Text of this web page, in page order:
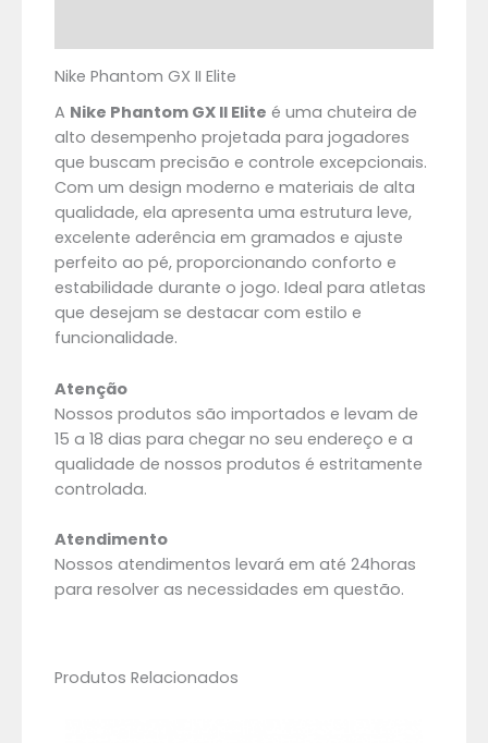
Nike Phantom GX II Elite
A Nike Phantom GX II Elite é uma chuteira de
alto desempenho projetada para jogadores
que buscam precisão e controle excepcionais.
Com um design moderno e materiais de alta
qualidade, ela apresenta uma estrutura leve,
excelente aderência em gramados e ajuste
perfeito ao pé, proporcionando conforto e
estabilidade durante o jogo. Ideal para atletas
que desejam se destacar com estilo e
funcionalidade.
Atenção
Nossos produtos são importados e levam de
15 a 18 dias para chegar no seu endereço e a
qualidade de nossos produtos é estritamente
controlada.
Atendimento
Nossos atendimentos levará em até 24horas
para resolver as necessidades em questão.
Produtos Relacionados